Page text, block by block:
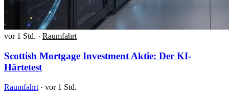
vor 1 Std. · Raumfahrt
Scottish Mortgage Investment Aktie: Der KI-
Härtetest
Raumfahrt · vor 1 Std.